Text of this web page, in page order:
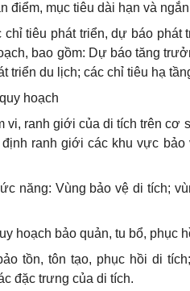
điểm, mục tiêu dài hạn và
chỉ tiêu phát triển, dự báo
bao gồm: Dự báo tăng
triển du lịch; các chỉ tiêu hạ
hoạch
vi, ranh giới của di tích trên cơ
ranh giới các khu vực
năng: Vùng bảo vệ di tích;
hoạch bảo quản, tu bổ, phục
tồn, tôn tạo, phục hồi di
đặc trưng của di tích.